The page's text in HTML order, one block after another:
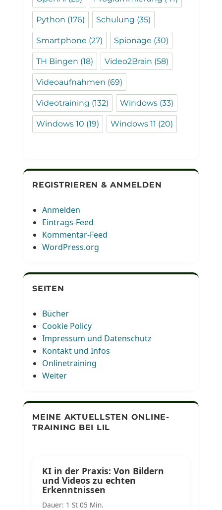
Python (176) Schulung (35)
Smartphone (27) Spionage (30)
TH Bingen (18) Video2Brain (58)
Videoaufnahmen (69)
Videotraining (132) Windows (33)
Windows 10 (19) Windows 11 (20)
REGISTRIEREN & ANMELDEN
Anmelden
Eintrags-Feed
Kommentar-Feed
WordPress.org
SEITEN
Bücher
Cookie Policy
Impressum und Datenschutz
Kontakt und Infos
Onlinetraining
Weiter
MEINE AKTUELLSTEN ONLINE-
TRAINING BEI LIL
KI in der Praxis: Von Bildern
und Videos zu echten
Erkenntnissen
Dauer: 1 St 05 Min.